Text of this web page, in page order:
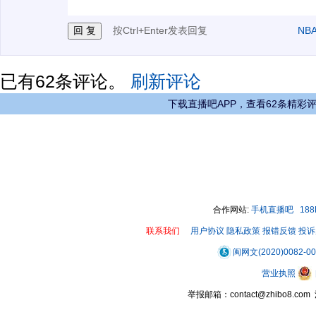
按Ctrl+Enter发表回复
已有62条评论。 刷新评论
下载直播吧APP，查看62条精彩
合作网站: 手机直播吧
联系我们 用户协议 隐私政策 报错反馈 投
闽网文(2020)0082-
营业执照
举报邮箱：